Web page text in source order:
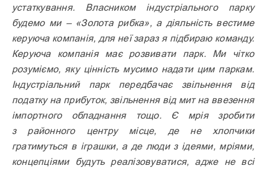
устаткування. Власником індустріального парку
будемо ми – «Золота рибка», а діяльність вестиме
керуюча компанія, для неї зараз я підбираю команду.
Керуюча компанія має розвивати парк. Ми чітко
розуміємо, яку цінність мусимо надати цим паркам.
Індустріальний парк передбачає звільнення від
податку на прибуток, звільнення від мит на ввезення
імпортного обладнання тощо. Є мрія зробити
з районного центру місце, де не хлопчики
гратимуться в іграшки, а де люди з ідеями, мріями,
концепціями будуть реалізовуватися, адже не всі